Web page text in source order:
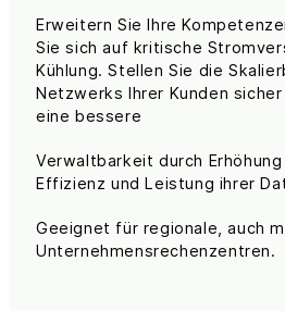
Erweitern Sie Ihre
Sie sich auf kritische
Kühlung. Stellen Sie die
Netzwerks Ihrer Kunden
eine bessere
Verwaltbarkeit durch
Effizienz und Leistung ihrer
Geeignet für regionale, auch
Unternehmensrechenzentren.